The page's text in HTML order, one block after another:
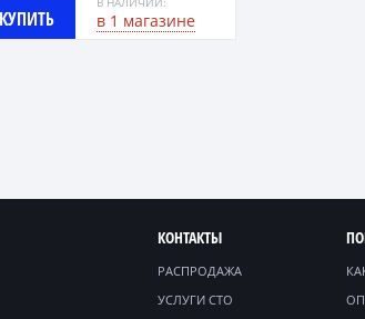
КУПИТЬ в 1 магазине
КОНТАКТЫ
РАСПРОДАЖА
УСЛУГИ СТО